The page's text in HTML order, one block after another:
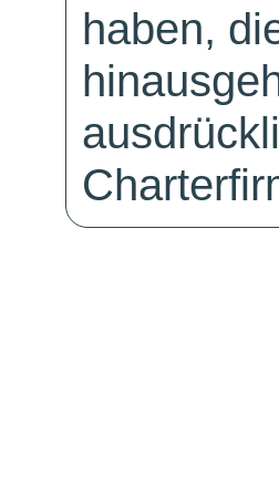
haben,